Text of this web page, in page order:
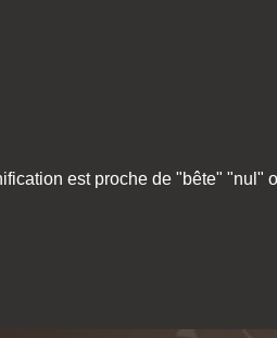
est proche de "bête" "nul"